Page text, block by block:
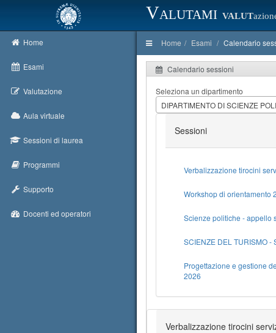
Valutami VALUT
Home
Esami
Valutazione
Aula virtuale
Sessioni di laurea
Programmi
Supporto
Docenti ed operatori
Home Esami Calendario
Calendario sessioni
Seleziona un dipartimento
DIPARTIMENTO DI SCIENZE
Sessioni
Verbalizzazione tirocini
Workshop di orientamento
Scienze politiche - appello
SCIENZE DEL TURISMO
Progettazione e gestione
2026
Verbalizzazione tirocini